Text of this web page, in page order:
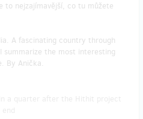
to nejzajímavější, co tu můžete
A fascinating country through
the most interesting
By Anička.